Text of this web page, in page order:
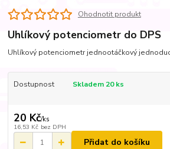
Ohodnotit produkt
Uhlíkový potenciometr do DPS
Uhlíkový potenciometr jednootáčkový
Dostupnost Skladem 20 ks
20 Kč/ks
16,53 Kč bez DPH
Přidat do košíku